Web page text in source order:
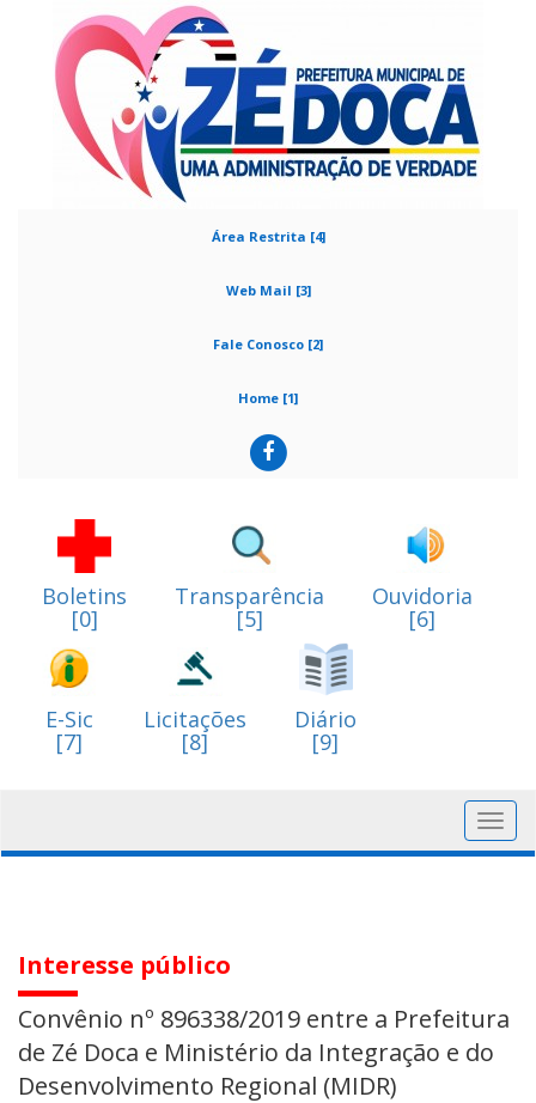
Área Restrita [4]
Web Mail [3]
Fale Conosco [2]
Home [1]
Boletins
[0]
Transparência
[5]
Ouvidoria
[6]
E-Sic
[7]
Licitações
[8]
Diário
[9]
Interesse público
Convênio nº 896338/2019 entre a Prefeitura
de Zé Doca e Ministério da Integração e do
Desenvolvimento Regional (MIDR)